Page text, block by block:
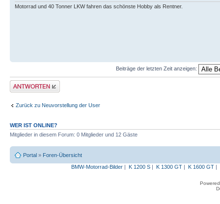
Motorrad und 40 Tonner LKW fahren das schönste Hobby als Rentner.
Beiträge der letzten Zeit anzeigen:
Antwort erstellen
Zurück zu Neuvorstellung der User
WER IST ONLINE?
Mitglieder in diesem Forum: 0 Mitglieder und 12 Gäste
Portal » Foren-Übersicht
BMW-Motorrad-Bilder| K 1200 S| K 1300 GT| K 1600 GT|